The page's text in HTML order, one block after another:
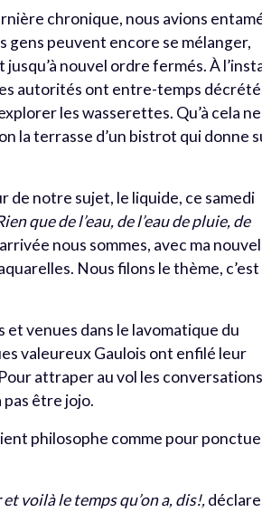
chronique, nous avions
gens peuvent encore se mélanger,
nouvel ordre fermés. À
autorités ont entre-temps décrété
les wasserettes. Qu’à cela ne
la terrasse d’un bistrot qui donne
de notre sujet, le liquide, ce samedi
que de l’eau, de l’eau de pluie, de
nous sommes, avec ma
Nous filons le thème, c’est
et venues dans le lavomatique du
valeureux Gaulois ont enfilé leur
attraper au vol les conversations
être jojo.
philosophe comme pour
voilà le temps qu’on a, dis!,déclare